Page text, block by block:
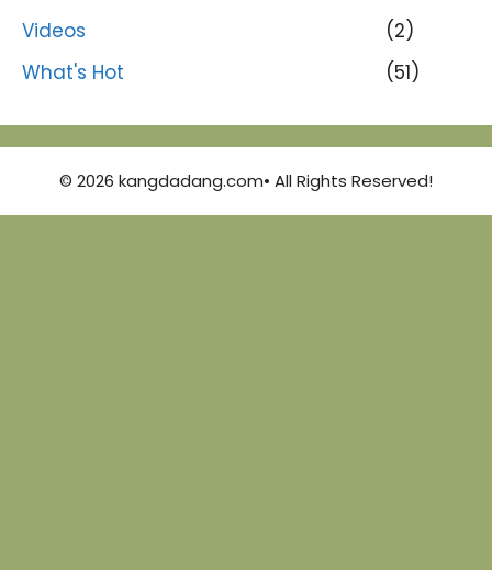
Videos
(2)
What's Hot
(51)
© 2026 kangdadang.com• All Rights Reserved!